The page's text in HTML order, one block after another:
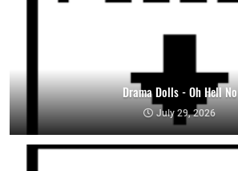
Drama Dolls - Oh Hell No
July 29, 2026